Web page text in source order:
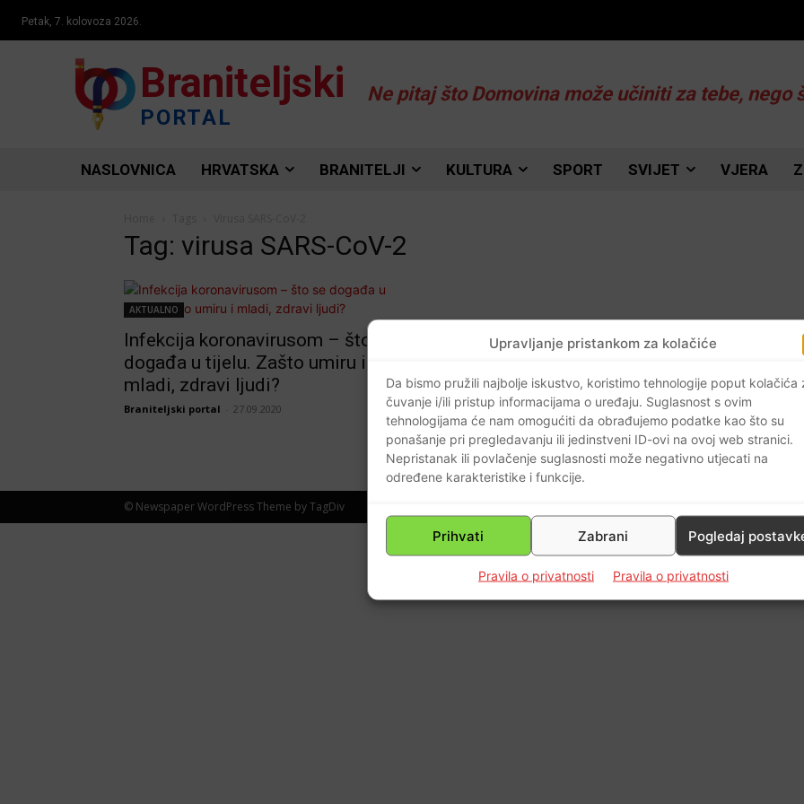
Upravljanje pristankom za kolačiće
Da bismo pružili najbolje iskustvo, koristimo tehnologije poput kolačića
čuvanje i/ili pristup informacijama o uređaju. Suglasnost s ovim
tehnologijama će nam omogućiti da obrađujemo podatke kao što su
ponašanje pri pregledavanju ili jedinstveni ID-ovi na ovoj web stranici.
Nepristanak ili povlačenje suglasnosti može negativno utjecati na
određene karakteristike i funkcije.
Prihvati Zabrani Pogledaj
Pravila o privatnosti Pravila o privatnosti
Petak, 7. kolovoza 2026.
Braniteljski
PORTAL
Ne pitaj što Domovina može učiniti za tebe, nego
NASLOVNICA HRVATSKA BRANITELJI KULTURA SPORT SVIJET VJERA
Tag: virusa SARS-CoV-2
AKTUALNO
Infekcija koronavirusom – što se
događa u tijelu. Zašto umiru i
mladi, zdravi ljudi?
Braniteljski portal 27.09.2020 0
© Newspaper WordPress Theme by TagDiv